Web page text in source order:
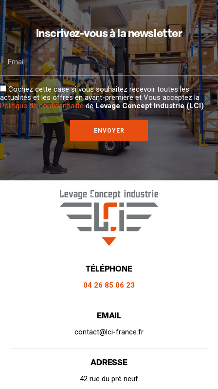
Inscrivez-vous à la newsletter
Email
Cochez cette case si vous souhaitez recevoir toutes les
actualités et les offres en avant-première et Vous acceptez la
Politique de confidentialitédeLevage Concept Industrie (LCI)
TÉLÉPHONE
04 26 85 06 23
EMAIL
contact@lci-france.fr
ADRESSE
42 rue du pré neuf